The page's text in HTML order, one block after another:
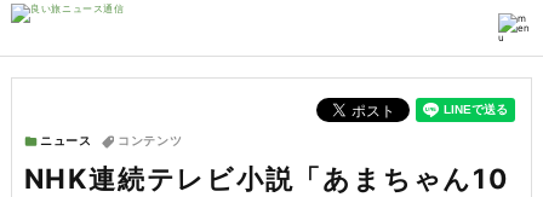
ニュース コンテンツ
NHK連続テレビ小説「あまちゃん10